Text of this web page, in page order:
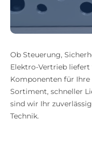
Ob Steuerung,
Elektro-Vertrieb
Komponenten für
Sortiment, schneller
sind wir Ihr
Technik.